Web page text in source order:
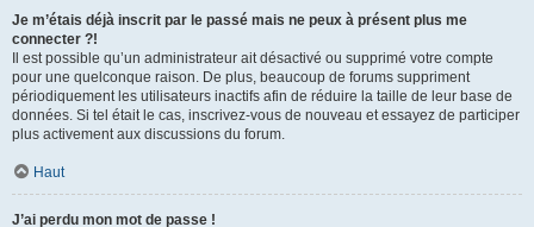
Je m’étais déjà inscrit par le passé mais ne peux à présent plus me
connecter ?!
Il est possible qu’un administrateur ait désactivé ou supprimé votre compte
pour une quelconque raison. De plus, beaucoup de forums suppriment
périodiquement les utilisateurs inactifs afin de réduire la taille de leur base de
données. Si tel était le cas, inscrivez-vous de nouveau et essayez de participer
plus activement aux discussions du forum.
Haut
J’ai perdu mon mot de passe !